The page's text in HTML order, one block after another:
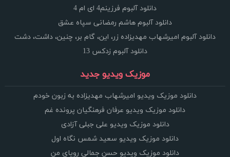
دانلود آلبوم فرزینم4 ای ام 4
دانلود آلبوم هاشم رمضانی سپاه عشق
دانلود آلبوم امیرشهاب مهدیزاده زر، این، گام بر، چنین، داشت، دشت
دانلود آلبوم زدکس 13
موزیک ویدیو جدید
دانلود موزیک ویدیو امیرشهاب مهدیزاده به زبون خودم
دانلود موزیک ویدیو عرفان فرهنگیان پرونده غم
دانلود موزیک ویدیو علی جبلی آزادی
دانلود موزیک ویدیو سعید شمس نگاه اول
دانلود موزیک ویدیو حسن جمالی رویای من